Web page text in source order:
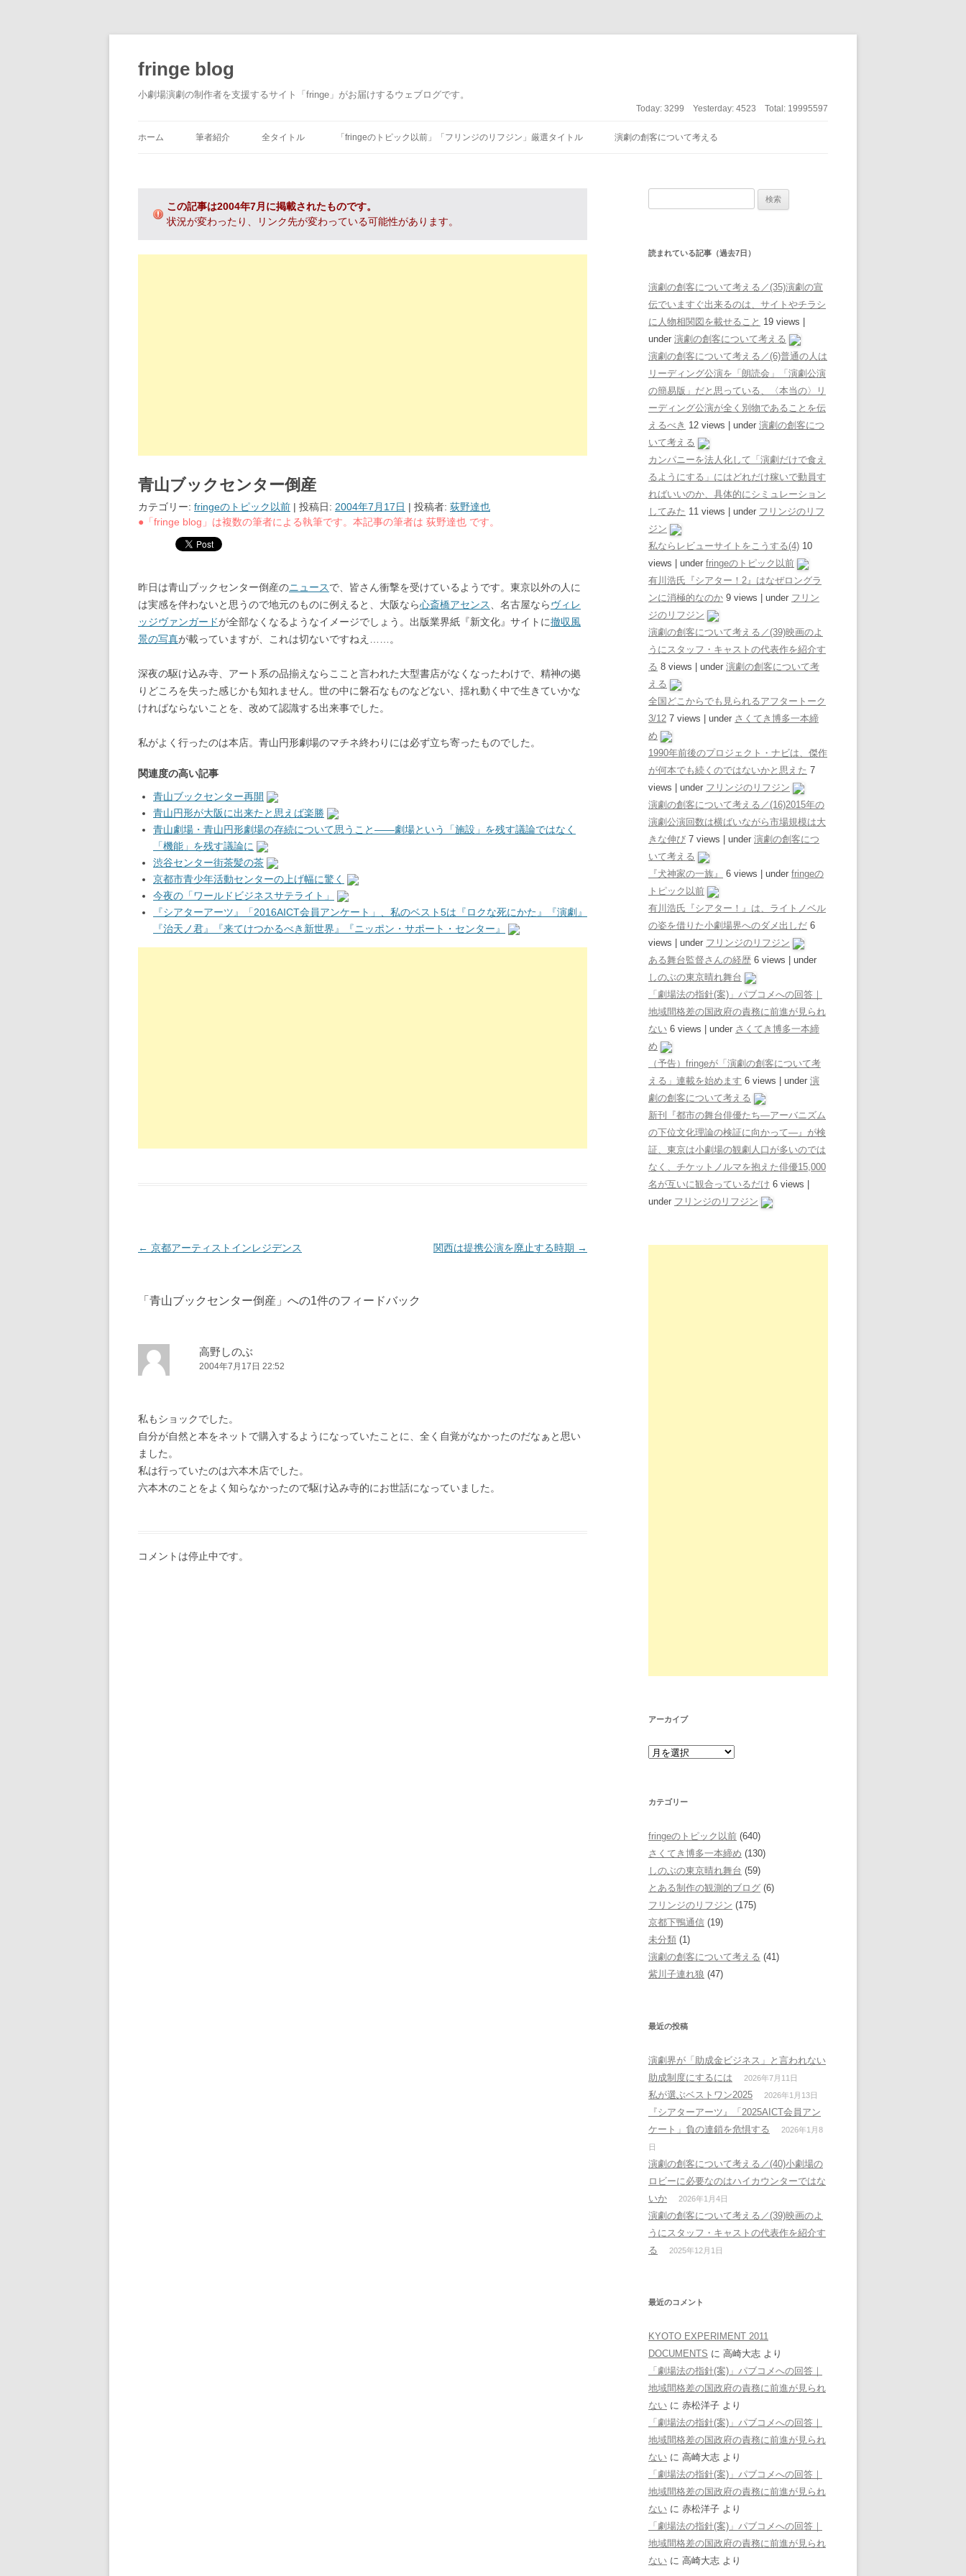
fringe blog
小劇場演劇の制作者を支援するサイト「fringe」がお届けするウェブログです。
Today: 3299 Yesterday: 4523 Total: 19995597
ホーム 筆者紹介 全タイトル 「fringeのトピック以前」「フリンジのリフジン」厳選タイトル 演劇の創客について考える
この記事は2004年7月に掲載されたものです。
状況が変わったり、リンク先が変わっている可能性があります。
青山ブックセンター倒産
カテゴリー: fringeのトピック以前 | 投稿日: 2004年7月17日 | 投稿者: 荻野達也
●「fringe blog」は複数の筆者による執筆です。本記事の筆者は 荻野達也 です。
昨日は青山ブックセンター倒産のニュースで、皆さん衝撃を受けているようです。東京以外の人に
は実感を伴わないと思うので地元のものに例えると、大阪なら心斎橋アセンス 、名古屋ならヴィレ
ッジヴァンガードが全部なくなるようなイメージでしょう。出版業界紙『新文化』サイトに撤収風
景の写真が載っていますが、これは切ないですねえ……。
深夜の駆け込み寺、アート系の品揃えならここと言われた大型書店がなくなったわけで、精神の拠
りどころを失った感じかも知れません。世の中に磐石なものなどない、揺れ動く中で生きていかな
ければならないことを、改めて認識する出来事でした。
私がよく行ったのは本店。青山円形劇場のマチネ終わりには必ず立ち寄ったものでした。
関連度の高い記事
青山ブックセンター再開
青山円形が大阪に出来たと思えば楽勝
青山劇場・青山円形劇場の存続について思うこと――劇場という「施設」を残す議論ではなく
「機能」を残す議論に
渋谷センター街茶髪の茶
京都市青少年活動センターの上げ幅に驚く
今夜の「ワールドビジネスサテライト」
『シアターアーツ』「2016AICT会員アンケート」、私のベスト5は『ロクな死にかた』『演劇』
『治天ノ君』『来てけつかるべき新世界』『ニッポン・サポート・センター』
投稿ナビゲーション
← 京都アーティストインレジデンス 関西は提携公演を廃止する時期 →
「 青山ブックセンター倒産 」への1件のフィードバック
高野しのぶ
2004年7月17日 22:52
私もショックでした。
自分が自然と本をネットで購入するようになっていたことに、全く自覚がなかったのだなぁと思い
ました。
私は行っていたのは六本木店でした。
六本木のことをよく知らなかったので駆け込み寺的にお世話になっていました。
コメントは停止中です。
読まれている記事（過去7日）
演劇の創客について考える／(35)演劇の宣
伝でいますぐ出来るのは、サイトやチラシ
に人物相関図を載せること 19 views
under 演劇の創客について考える
演劇の創客について考える／(6)普通の人は
リーディング公演を「朗読会」「演劇公演
の簡易版」だと思っている、〈本当の〉リ
ーディング公演が全く別物であることを伝
えるべき 12 views under 演劇の創客につ
いて考える
カンパニーを法人化して「演劇だけで食え
るようにする」にはどれだけ稼いで動員す
ればいいのか、具体的にシミュレーション
してみた 11 views under フリンジのリフ
ジン
私ならレビューサイトをこうする(4) 10
views
under fringeのトピック以前
有川浩氏『シアター！2』はなぜロングラ
ンに消極的なのか 9 views under フリン
ジのリフジン
演劇の創客について考える／(39)映画のよ
うにスタッフ・キャストの代表作を紹介す
る 8 views under 演劇の創客について考
える
全国どこからでも見られるアフタートーク
3/12 7 views under さくてき博多一本締
め
1990年前後のプロジェクト・ナビは、傑作
が何本でも続くのではないかと思えた 7
views
under フリンジのリフジン
演劇の創客について考える／(16)2015年の
演劇公演回数は横ばいながら市場規模は大
きな伸び 7 views under 演劇の創客につ
いて考える
『犬神家の一族』
6 views under fringeの
トピック以前
有川浩氏『シアター！』は、ライトノベル
の姿を借りた小劇場界へのダメ出しだ 6
views
under フリンジのリフジン
ある舞台監督さんの経歴 6 views
under
しのぶの東京晴れ舞台
「劇場法の指針(案)」パブコメへの回答｜
地域間格差の国政府の責務に前進が見られ
ない 6 views under さくてき博多一本締
め
（予告）fringeが「演劇の創客について考
える」連載を始めます 6 views under 演
劇の創客について考える
新刊『都市の舞台俳優たち―アーバニズム
の下位文化理論の検証に向かって―』が検
証、東京は小劇場の観劇人口が多いのでは
なく、チケットノルマを抱えた俳優15,000
名が互いに観合っているだけ 6 views
under フリンジのリフジン
アーカイブ
カテゴリー
fringeのトピック以前 (640)
さくてき博多一本締め (130)
しのぶの東京晴れ舞台 (59)
とある制作の観測的ブログ (6)
フリンジのリフジン (175)
京都下鴨通信 (19)
未分類 (1)
演劇の創客について考える (41)
紫川子連れ狼 (47)
最近の投稿
演劇界が「助成金ビジネス」と言われない
助成制度にするには
2026年7月11日
私が選ぶベストワン2025 2026年1月13日
『シアターアーツ』「2025AICT会員アン
ケート」負の連鎖を危惧する
2026年1月8
日
演劇の創客について考える／(40)小劇場の
ロビーに必要なのはハイカウンターではな
いか
2026年1月4日
演劇の創客について考える／(39)映画のよ
うにスタッフ・キャストの代表作を紹介す
る
2025年12月1日
最近のコメント
KYOTO EXPERIMENT 2011
DOCUMENTS に 高崎大志 より
「劇場法の指針(案)」パブコメへの回答｜
地域間格差の国政府の責務に前進が見られ
ない に 赤松洋子 より
「劇場法の指針(案)」パブコメへの回答｜
地域間格差の国政府の責務に前進が見られ
ない に 高崎大志 より
「劇場法の指針(案)」パブコメへの回答｜
地域間格差の国政府の責務に前進が見られ
ない に 赤松洋子 より
「劇場法の指針(案)」パブコメへの回答｜
地域間格差の国政府の責務に前進が見られ
ない に 高崎大志 より